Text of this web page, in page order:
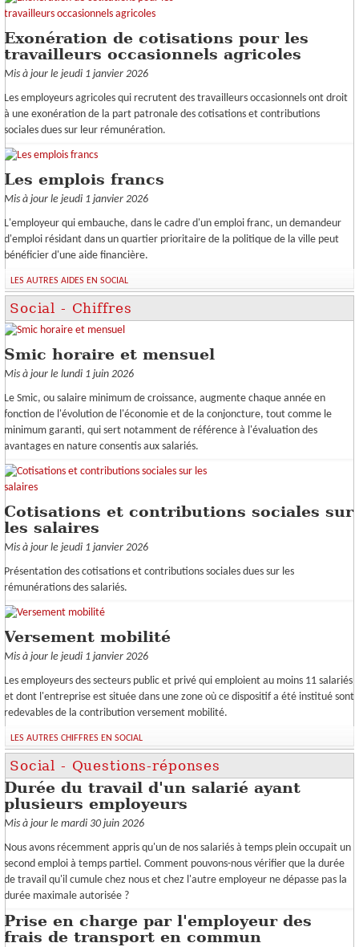
Exonération de cotisations pour les
travailleurs occasionnels agricoles
Mis à jour le jeudi 1 janvier 2026
Les employeurs agricoles qui recrutent des travailleurs occasionnels ont droit
à une exonération de la part patronale des cotisations et contributions
sociales dues sur leur rémunération.
Les emplois francs
Mis à jour le jeudi 1 janvier 2026
L'employeur qui embauche, dans le cadre d'un emploi franc, un demandeur
d'emploi résidant dans un quartier prioritaire de la politique de la ville peut
bénéficier d'une aide financière.
LES AUTRES AIDES EN SOCIAL
Social - Chiffres
Smic horaire et mensuel
Mis à jour le lundi 1 juin 2026
Le Smic, ou salaire minimum de croissance, augmente chaque année en
fonction de l'évolution de l'économie et de la conjoncture, tout comme le
minimum garanti, qui sert notamment de référence à l'évaluation des
avantages en nature consentis aux salariés.
Cotisations et contributions sociales sur
les salaires
Mis à jour le jeudi 1 janvier 2026
Présentation des cotisations et contributions sociales dues sur les
rémunérations des salariés.
Versement mobilité
Mis à jour le jeudi 1 janvier 2026
Les employeurs des secteurs public et privé qui emploient au moins 11 salariés
et dont l'entreprise est située dans une zone où ce dispositif a été institué sont
redevables de la contribution versement mobilité.
LES AUTRES CHIFFRES EN SOCIAL
Social - Questions-réponses
Durée du travail d'un salarié ayant
plusieurs employeurs
Mis à jour le mardi 30 juin 2026
Nous avons récemment appris qu'un de nos salariés à temps plein occupait un
second emploi à temps partiel. Comment pouvons-nous vérifier que la durée
de travail qu'il cumule chez nous et chez l'autre employeur ne dépasse pas la
durée maximale autorisée ?
Prise en charge par l'employeur des
frais de transport en commun